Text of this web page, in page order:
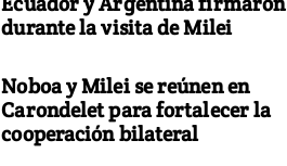
durante la visita de Milei
Noboa y Milei se reúnen en
Carondelet para fortalecer la
cooperación bilateral